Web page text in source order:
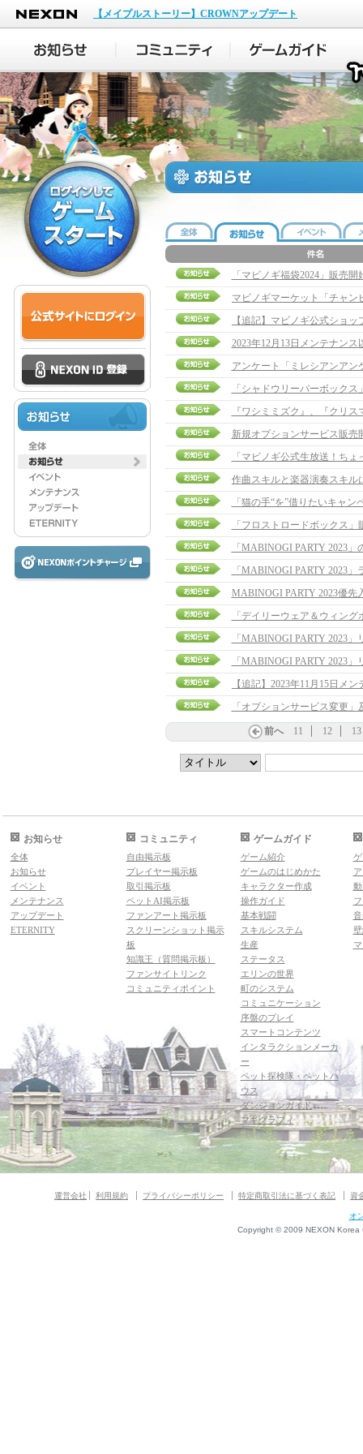
NEXON
【メイプルストーリー】CROWNアップデート
「マビノギ福袋2024」販売
2023年12月13日メンテナン
アンケート「ミレシアンアン
「シャドウリーパーボック
『ワシミミズク』、『クリ
新規オプションサービス販売
「マビノギ公式生放送！ち
作曲スキルと楽器演奏スキル
「猫の手“を”借りたいキャ
「フロストロードボックス
「MABINOGI PARTY 2023
「MABINOGI PARTY 2023
MABINOGI PARTY 2023優
「デイリーウェア＆ウィン
「MABINOGI PARTY 2023
「MABINOGI PARTY 2023
「オプションサービス変更
前へ 11 12 13
お知らせ
全体
お知らせ
イベント
メンテナンス
アップデート
ETERNITY
コミュニティ
自由掲示板
プレイヤー掲示板
取引掲示板
ペットAI掲示板
ファンアート掲示板
スクリーンショット掲示
板
知識王（質問掲示板）
ファンサイトリンク
コミュニティポイント
ゲームガイド
ゲーム紹介
ゲームのはじめかた
キャラクター作成
操作ガイド
基本戦闘
スキルシステム
生産
ステータス
エリンの世界
町のシステム
コミュニケーション
序盤のプレイ
スマートコンテンツ
インタラクションメーカ
ー
ペット探検隊・ペットハ
ウス
ダンジョンガイド
マギグラフィ
運営会社 利用規約 プライバシーポリシー 特定商取引法に基づく表記 資
オ
Copyright © 2009 NEXON Korea